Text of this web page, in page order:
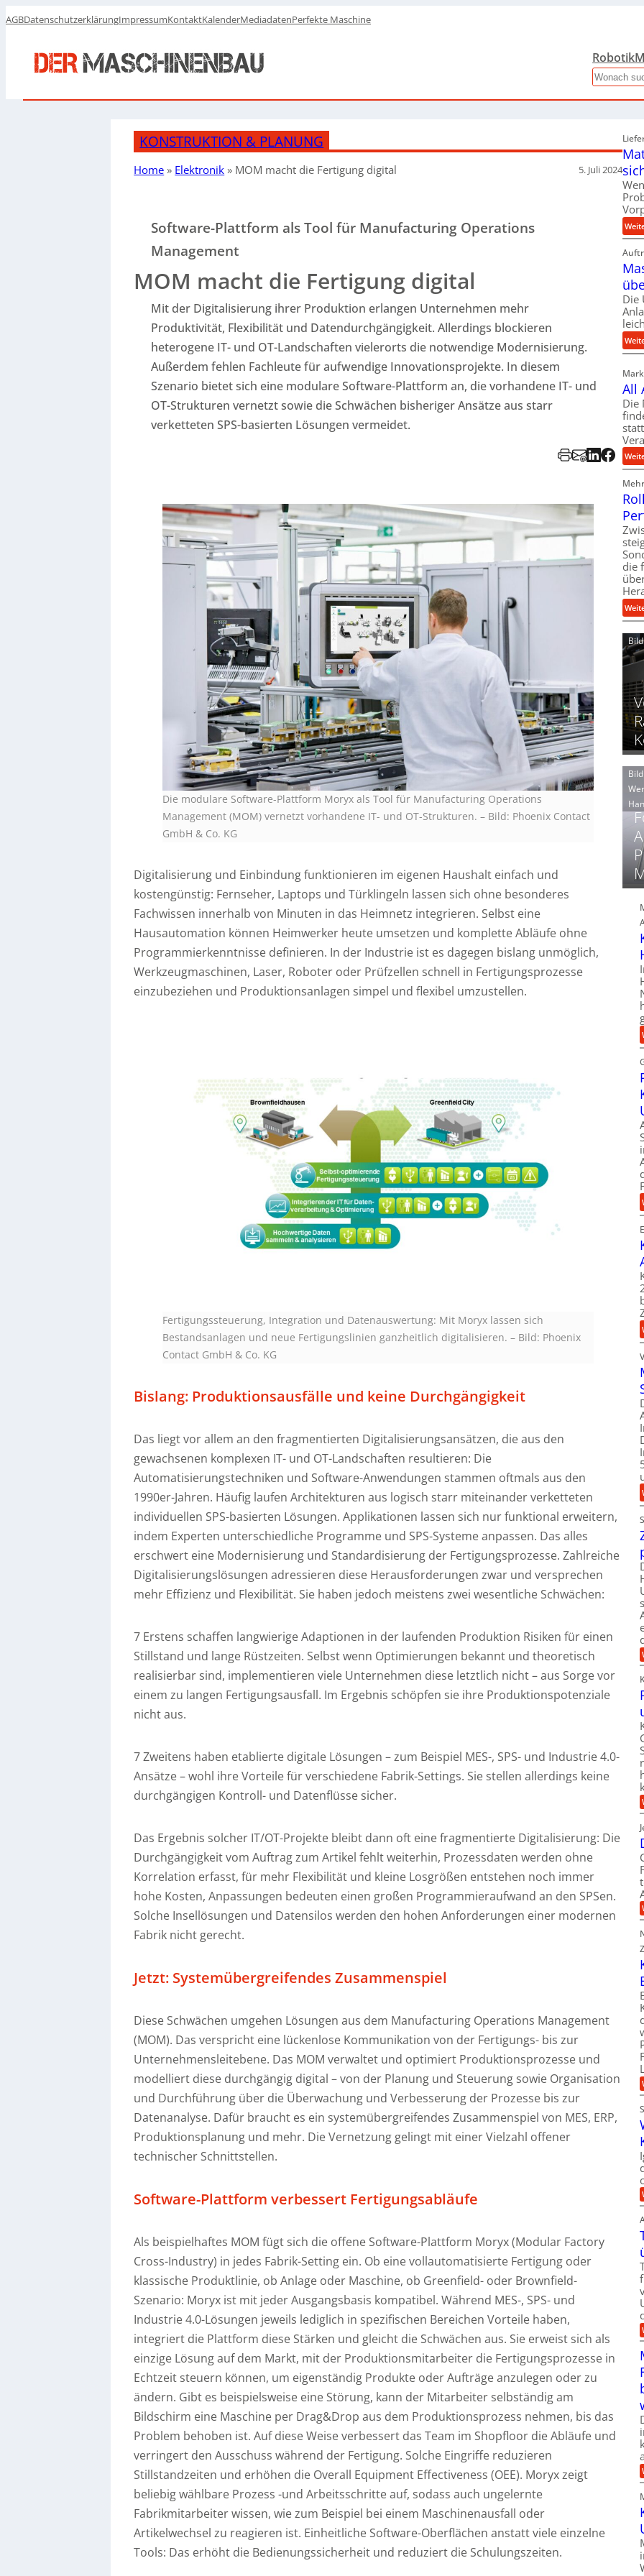
AGBDatenschutzerklärungImpressumKontaktKalenderMediadatenPerfekte Maschine
Robotik
Search
KONSTRUKTION & PLANUNG
Home » Elektronik » MOM macht die Fertigung digital 5. Juli 2024
Software-Plattform als Tool für Manufacturing Operations
Management
MOM macht die Fertigung digital
Mit der Digitalisierung ihrer Produktion erlangen Unternehmen mehr
Produktivität, Flexibilität und Datendurchgängigkeit. Allerdings blockieren
heterogene IT- und OT-Landschaften vielerorts die notwendige Modernisierung.
Außerdem fehlen Fachleute für aufwendige Innovationsprojekte. In diesem
Szenario bietet sich eine modulare Software-Plattform an, die vorhandene IT- und
OT-Strukturen vernetzt sowie die Schwächen bisheriger Ansätze aus starr
verketteten SPS-basierten Lösungen vermeidet.
Die modulare Software-Plattform Moryx als Tool für Manufacturing Operations
Management (MOM) vernetzt vorhandene IT- und OT-Strukturen. – Bild: Phoenix Contact
GmbH & Co. KG
Digitalisierung und Einbindung funktionieren im eigenen Haushalt einfach und
kostengünstig: Fernseher, Laptops und Türklingeln lassen sich ohne besonderes
Fachwissen innerhalb von Minuten in das Heimnetz integrieren. Selbst eine
Hausautomation können Heimwerker heute umsetzen und komplette Abläufe ohne
Programmierkenntnisse definieren. In der Industrie ist es dagegen bislang unmöglich,
Werkzeugmaschinen, Laser, Roboter oder Prüfzellen schnell in Fertigungsprozesse
einzubeziehen und Produktionsanlagen simpel und flexibel umzustellen.
Fertigungssteuerung, Integration und Datenauswertung: Mit Moryx lassen sich
Bestandsanlagen und neue Fertigungslinien ganzheitlich digitalisieren. – Bild: Phoenix
Contact GmbH & Co. KG
Bislang: Produktionsausfälle und keine Durchgängigkeit
Das liegt vor allem an den fragmentierten Digitalisierungsansätzen, die aus den
gewachsenen komplexen IT- und OT-Landschaften resultieren: Die
Automatisierungstechniken und Software-Anwendungen stammen oftmals aus den
1990er-Jahren. Häufig laufen Architekturen aus logisch starr miteinander verketteten
individuellen SPS-basierten Lösungen. Applikationen lassen sich nur funktional erweitern,
indem Experten unterschiedliche Programme und SPS-Systeme anpassen. Das alles
erschwert eine Modernisierung und Standardisierung der Fertigungsprozesse. Zahlreiche
Digitalisierungslösungen adressieren diese Herausforderungen zwar und versprechen
mehr Effizienz und Flexibilität. Sie haben jedoch meistens zwei wesentliche Schwächen:
7 Erstens schaffen langwierige Adaptionen in der laufenden Produktion Risiken für einen
Stillstand und lange Rüstzeiten. Selbst wenn Optimierungen bekannt und theoretisch
realisierbar sind, implementieren viele Unternehmen diese letztlich nicht – aus Sorge vor
einem zu langen Fertigungsausfall. Im Ergebnis schöpfen sie ihre Produktionspotenziale
nicht aus.
7 Zweitens haben etablierte digitale Lösungen – zum Beispiel MES-, SPS- und Industrie 4.0-
Ansätze – wohl ihre Vorteile für verschiedene Fabrik-Settings. Sie stellen allerdings keine
durchgängigen Kontroll- und Datenflüsse sicher.
Das Ergebnis solcher IT/OT-Projekte bleibt dann oft eine fragmentierte Digitalisierung: Die
Durchgängigkeit vom Auftrag zum Artikel fehlt weiterhin, Prozessdaten werden ohne
Korrelation erfasst, für mehr Flexibilität und kleine Losgrößen entstehen noch immer
hohe Kosten, Anpassungen bedeuten einen großen Programmieraufwand an den SPSen.
Solche Insellösungen und Datensilos werden den hohen Anforderungen einer modernen
Fabrik nicht gerecht.
Jetzt: Systemübergreifendes Zusammenspiel
Diese Schwächen umgehen Lösungen aus dem Manufacturing Operations Management
(MOM). Das verspricht eine lückenlose Kommunikation von der Fertigungs- bis zur
Unternehmensleitebene. Das MOM verwaltet und optimiert Produktionsprozesse und
modelliert diese durchgängig digital – von der Planung und Steuerung sowie Organisation
und Durchführung über die Überwachung und Verbesserung der Prozesse bis zur
Datenanalyse. Dafür braucht es ein systemübergreifendes Zusammenspiel von MES, ERP,
Produktionsplanung und mehr. Die Vernetzung gelingt mit einer Vielzahl offener
technischer Schnittstellen.
Software-Plattform verbessert Fertigungsabläufe
Als beispielhaftes MOM fügt sich die offene Software-Plattform Moryx (Modular Factory
Cross-Industry) in jedes Fabrik-Setting ein. Ob eine vollautomatisierte Fertigung oder
klassische Produktlinie, ob Anlage oder Maschine, ob Greenfield- oder Brownfield-
Szenario: Moryx ist mit jeder Ausgangsbasis kompatibel. Während MES-, SPS- und
Industrie 4.0-Lösungen jeweils lediglich in spezifischen Bereichen Vorteile haben,
integriert die Plattform diese Stärken und gleicht die Schwächen aus. Sie erweist sich als
einzige Lösung auf dem Markt, mit der Produktionsmitarbeiter die Fertigungsprozesse in
Echtzeit steuern können, um eigenständig Produkte oder Aufträge anzulegen oder zu
ändern. Gibt es beispielsweise eine Störung, kann der Mitarbeiter selbständig am
Bildschirm eine Maschine per Drag&Drop aus dem Produktionsprozess nehmen, bis das
Problem behoben ist. Auf diese Weise verbessert das Team im Shopfloor die Abläufe und
verringert den Ausschuss während der Fertigung. Solche Eingriffe reduzieren
Stillstandzeiten und erhöhen die Overall Equipment Effectiveness (OEE). Moryx zeigt
beliebig wählbare Prozess -und Arbeitsschritte auf, sodass auch ungelernte
Fabrikmitarbeiter wissen, wie zum Beispiel bei einem Maschinenausfall oder
Artikelwechsel zu reagieren ist. Einheitliche Software-Oberflächen anstatt viele einzelne
Tools: Das erhöht die Bedienungssicherheit und reduziert die Schulungszeiten.
Die
All
Die
die